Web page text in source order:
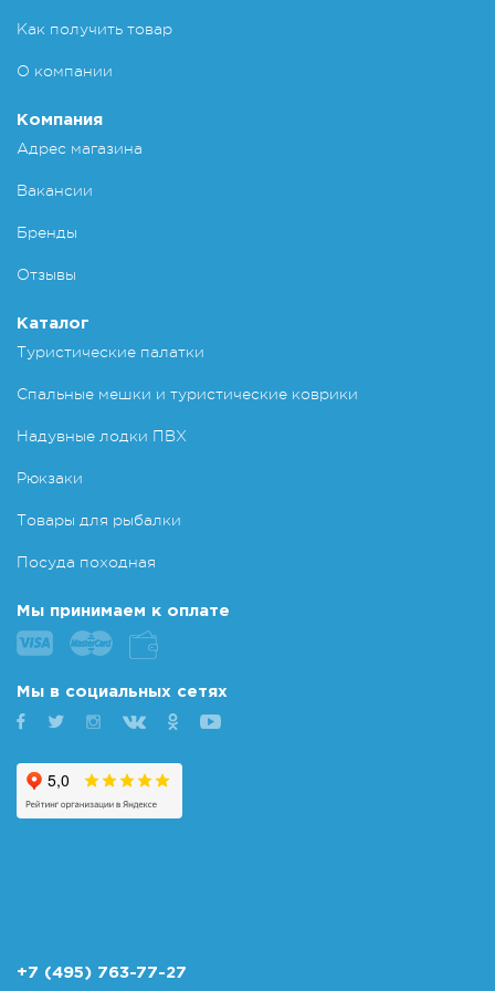
Как получить товар
О компании
Компания
Адрес магазина
Вакансии
Бренды
Отзывы
Каталог
Туристические палатки
Спальные мешки и туристические коврики
Надувные лодки ПВХ
Рюкзаки
Товары для рыбалки
Посуда походная
Мы принимаем к оплате
Мы в социальных сетях
+7 (495) 763-77-27